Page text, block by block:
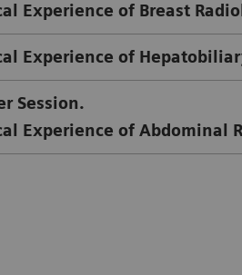
Experience of Breast
Experience of
Session.
Experience of Abdominal